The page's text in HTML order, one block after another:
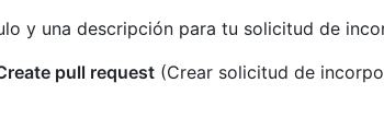
y una descripción para tu solicitud de
pull request (Crear solicitud de